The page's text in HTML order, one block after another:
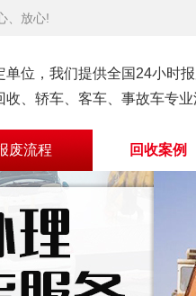
、放心!
单位，我们提供全国24小时
收、轿车、客车、事故车专
废流程 回收案例